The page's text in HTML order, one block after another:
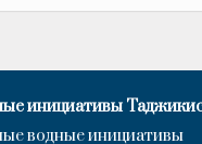
инициативы
водные инициативы